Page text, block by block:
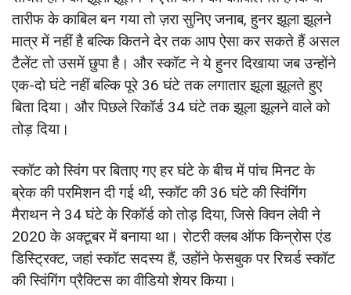
तारीफ के काबिल बन गया तो ज़रा सुनिए जनाब, हुनर झूला झूलने
मात्र में नहीं है बल्कि कितने देर तक आप ऐसा कर सकते हैं असल
टैलेंट तो उसमें छुपा है। और स्कॉट ने ये हुनर दिखाया जब उन्होंने
एक-दो घंटे नहीं बल्कि पूरे 36 घंटे तक लगातार झूला झूलते हुए
बिता दिया। और पिछले रिकॉर्ड 34 घंटे तक झूला झूलने वाले को
तोड़ दिया।
स्कॉट को स्विंग पर बिताए गए हर घंटे के बीच में पांच मिनट के
ब्रेक की परमिशन दी गई थी, स्कॉट की 36 घंटे की स्विंगिंग
मैराथन ने 34 घंटे के रिकॉर्ड को तोड़ दिया, जिसे क्विन लेवी ने
2020 के अक्टूबर में बनाया था। रोटरी क्लब ऑफ किन्रोस एंड
डिस्ट्रिक्ट, जहां स्कॉट सदस्य हैं, उहोंने फेसबुक पर रिचर्ड स्कॉट
की स्विंगिंग प्रैक्टिस का वीडियो शेयर किया।